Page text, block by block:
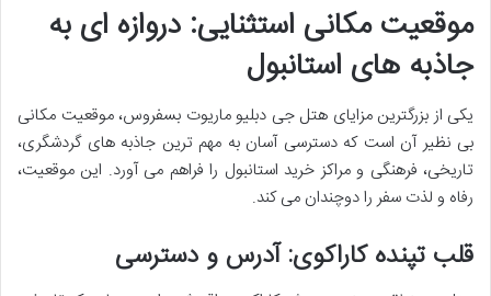
موقعیت مکانی استثنایی: دروازه ای به
جاذبه های استانبول
یکی از بزرگترین مزایای هتل جی دبلیو ماریوت بسفروس، موقعیت مکانی
بی نظیر آن است که دسترسی آسان به مهم ترین جاذبه های گردشگری،
تاریخی، فرهنگی و مراکز خرید استانبول را فراهم می آورد. این موقعیت،
رفاه و لذت سفر را دوچندان می کند.
قلب تپنده کاراکوی: آدرس و دسترسی